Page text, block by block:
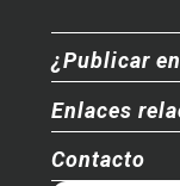
¿Publicar
Enlaces
Contacto